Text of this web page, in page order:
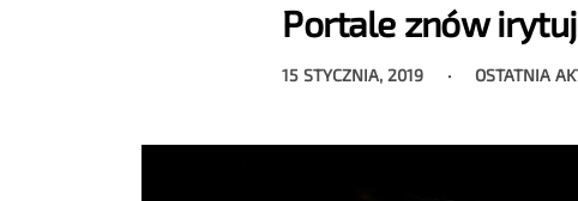
Portale znów
15 STYCZNIA, 2019 OSTATNIA